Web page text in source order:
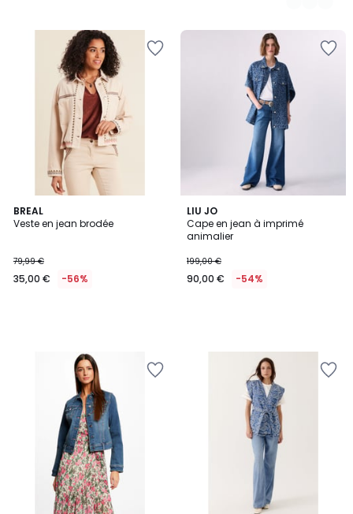
BREAL
Veste en jean brodée
79,99 €
35,00 € -56%
LIU JO
Cape en jean à imprimé
animalier
199,00 €
90,00 € -54%